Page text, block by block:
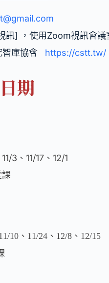
訊] ，使用Zoom視訊會議
智庫協會
https://cstt.tw/
期
3、11/17、12/1
10 、 11/24 、 12/8 、 12/15